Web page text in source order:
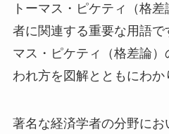
トーマス・ピケティ（格
者に関連する重要な用語
マス・ピケティ（格差論
われ方を図解とともにわか
著名な経済学者の分野に